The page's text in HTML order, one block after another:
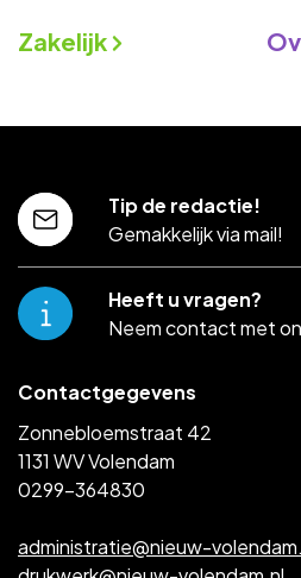
Zakelijk
Contactgegevens
Zonnebloemstraat 42
1131 WV Volendam
0299-364830
administratie@nieuw-
Tip de redactie!
Gemakkelijk via mail!
Heeft u vragen?
Neem contact met